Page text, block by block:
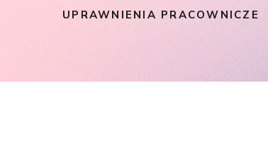
UPRAWNIENIA PRACOWNICZE